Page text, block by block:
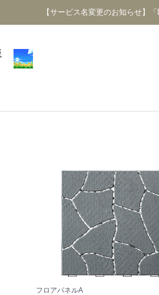
【サービス名変更のお知らせ】
フロアパネルA